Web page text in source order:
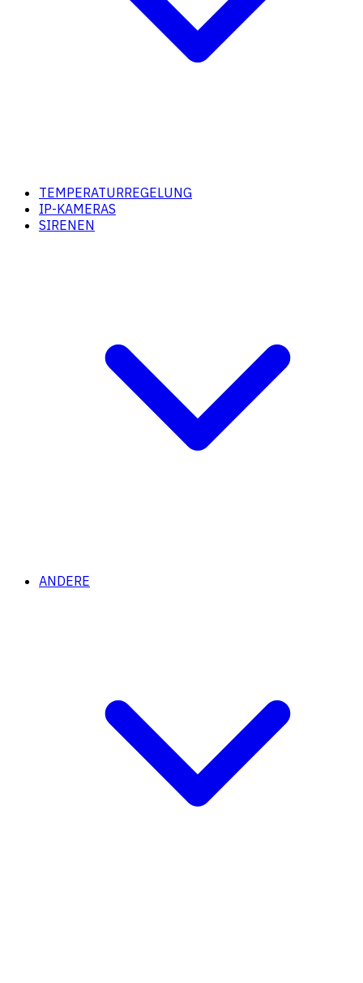
TEMPERATURREGELUNG
IP-KAMERAS
SIRENEN
ANDERE